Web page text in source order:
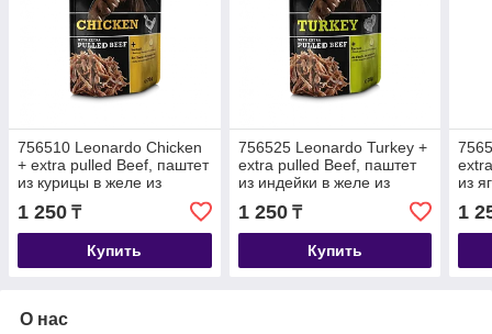
756510 Leonardo Chicken
+ extra pulled Beef, паштет
из курицы в желе из
бульона для взрослых
кошек, 70 гр
1 250 ₸
Купить
756525 Leonardo Turkey +
extra pulled Beef, паштет
из индейки в желе из
бульона для взрослых
кошек, 70 гр
1 250₸
Купить
из
1
О нас